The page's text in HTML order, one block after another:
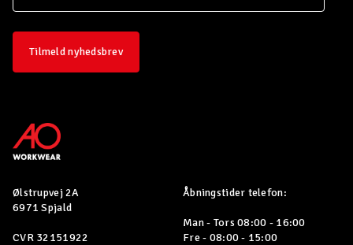
Tilmeld nyhedsbrev
Ølstrupvej 2A
6971 Spjald
CVR 32151922
Åbningstider telefon:
Man - Tors 08:00 - 16:00
Fre - 08:00 - 15:00